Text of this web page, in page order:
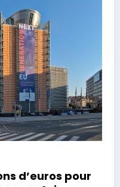
d’euros pour